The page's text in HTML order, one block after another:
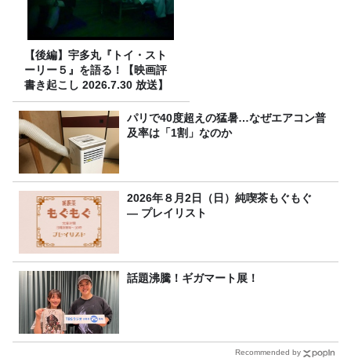
【後編】宇多丸『トイ・スト
ーリー５』を語る！【映画評
書き起こし 2026.7.30 放送】
パリで40度超えの猛暑…なぜエアコン普
及率は「1割」なのか
2026年８月2日（日）純喫茶もぐもぐ
― プレイリスト
話題沸騰！ギガマート展！
Recommended by